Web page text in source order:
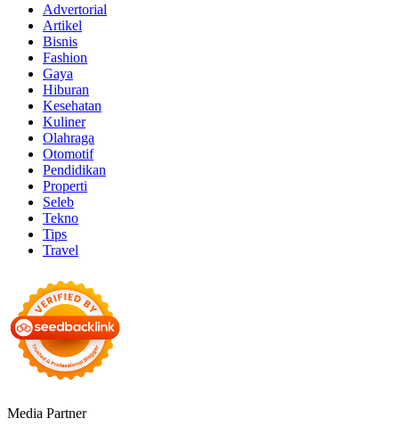
Advertorial
Artikel
Bisnis
Fashion
Gaya
Hiburan
Kesehatan
Kuliner
Olahraga
Otomotif
Pendidikan
Properti
Seleb
Tekno
Tips
Travel
Media Partner